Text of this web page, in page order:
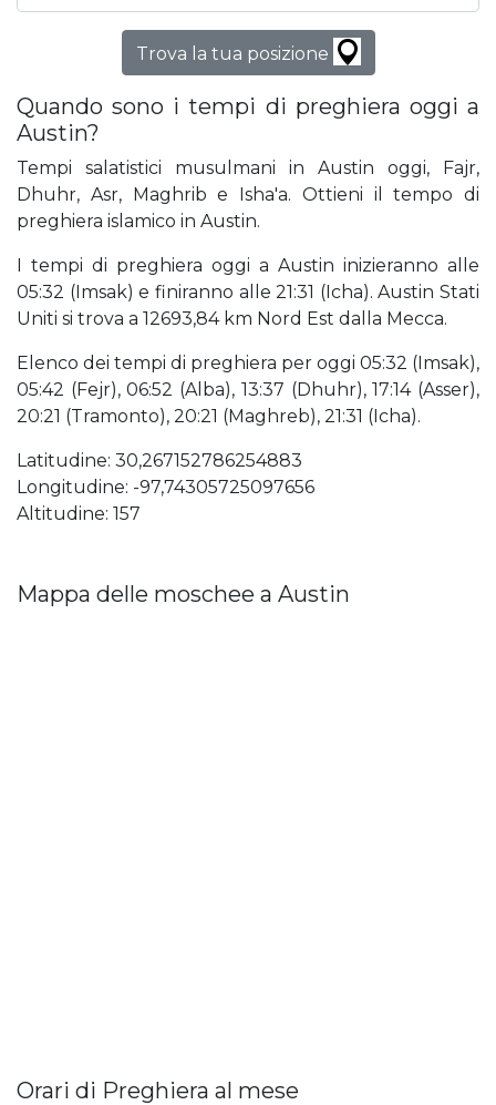
Trova la tua posizione
Quando sono i tempi di preghiera oggi a
Austin?
Tempi salatistici musulmani in Austin oggi, Fajr,
Dhuhr, Asr, Maghrib e Isha'a. Ottieni il tempo di
preghiera islamico in Austin.
I tempi di preghiera oggi a Austin inizieranno alle
05:32 (Imsak) e finiranno alle 21:31 (Icha). Austin Stati
Uniti si trova a 12693,84 km Nord Est dalla Mecca.
Elenco dei tempi di preghiera per oggi 05:32 (Imsak),
05:42 (Fejr), 06:52 (Alba), 13:37 (Dhuhr), 17:14 (Asser),
20:21 (Tramonto), 20:21 (Maghreb), 21:31 (Icha).
Latitudine: 30,267152786254883
Longitudine: -97,74305725097656
Altitudine: 157
Mappa delle moschee a Austin
Orari di Preghiera al mese